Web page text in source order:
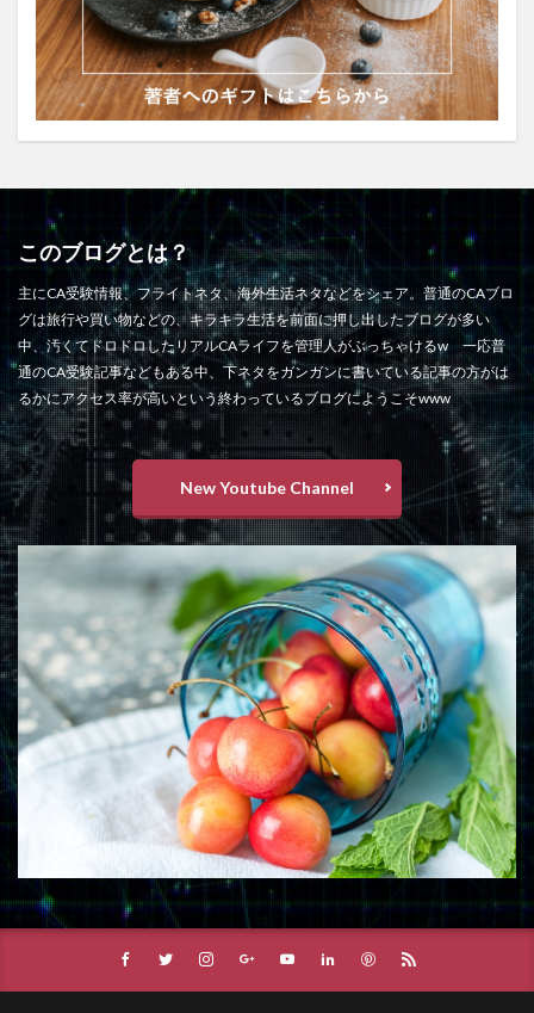
このブログとは？
主にCA受験情報、フライトネタ、海外生活ネタなどをシェア。普通のCAブロ
グは旅行や買い物などの、キラキラ生活を前面に押し出したブログが多い
中、汚くてドロドロしたリアルCAライフを管理人がぶっちゃけるw 一応普
通のCA受験記事などもある中、下ネタをガンガンに書いている記事の方がは
るかにアクセス率が高いという終わっているブログにようこそwww
New Youtube Channel